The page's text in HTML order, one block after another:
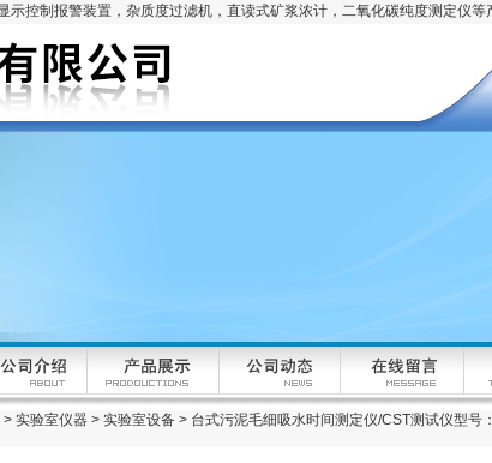
控制报警装置，杂质度过滤机，直读式矿浆浓计，二氧化碳纯度测定仪等
> 实验室仪器 > 实验室设备 > 台式污泥毛细吸水时间测定仪/CST测试仪型号